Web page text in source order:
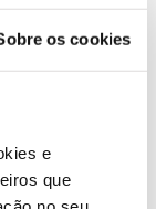
os cookies
e
que
e